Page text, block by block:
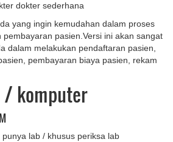
dokter sederhana
yang ingin kemudahan dalam proses
pasien.Versi ini akan sangat
dalam melakukan pendaftaran pasien,
pembayaran biaya pasien, rekam
komputer
lab / khusus periksa lab